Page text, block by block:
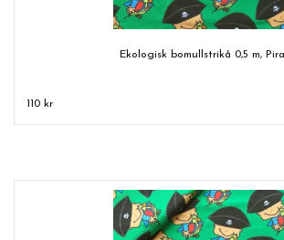
Ekologisk bomullstrikå 0,5 m,
110 kr